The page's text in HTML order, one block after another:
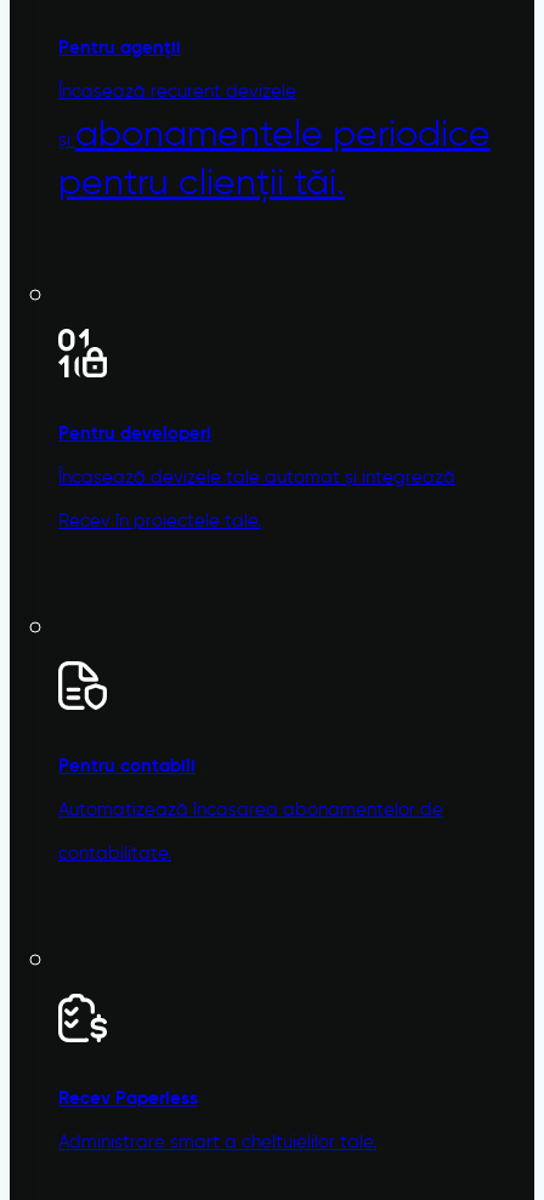
Pentru agenții
Încasează recurent devizele
și abonamentele periodice
pentru clienții tăi.
Pentru developeri
Încasează devizele tale automat și integrează
Recev în proiectele tale.
Pentru contabili
Automatizează încasarea abonamentelor de
contabilitate.
Recev Paperless
Administrare smart a cheltuielilor tale.